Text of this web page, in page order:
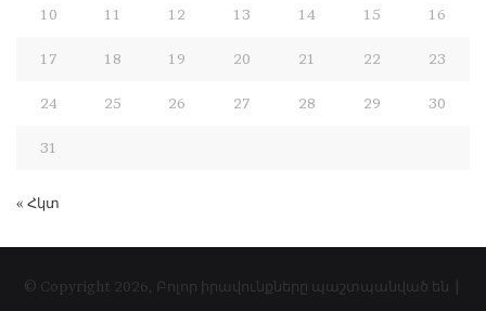
10 11 12 13 14 15 16
17 18 19 20 21 22 23
24 25 26 27 28 29 30
31
« Հկտ
© Copyright 2026, Բոլոր իրավունքները պաշտպանված են |